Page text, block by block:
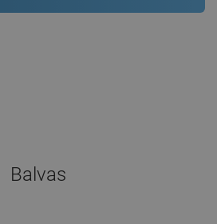
Balvas